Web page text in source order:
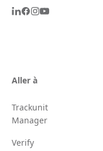
Aller à
Trackunit
Manager
Verify